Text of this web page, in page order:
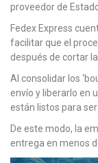
proveedor de
Fedex Express
facilitar que el
después de cortar
Al consolidar los
envío y liberarlo en
están listos para
De este modo, la
entrega en menos